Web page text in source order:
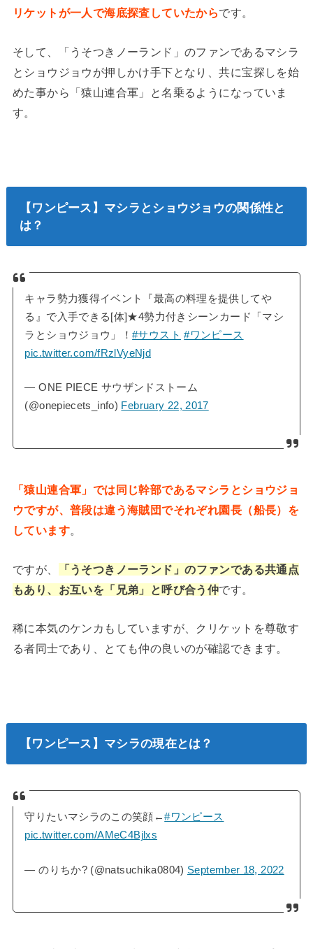
リケットが一人で海底探査していたからです。
そして、「うそつきノーランド」のファンであるマシラ
とショウジョウが押しかけ手下となり、共に宝探しを始
めた事から「猿山連合軍」と名乗るようになっていま
す。
【ワンピース】マシラとショウジョウの関係性と
は？
キャラ勢力獲得イベント『最高の料理を提供してや
る』で入手できる[体]★4勢力付きシーンカード「マシ
ラとショウジョウ」！#サウスト #ワンピース
pic.twitter.com/fRzlVyeNjd
— ONE PIECE サウザンドストーム
(@onepiecets_info) February 22, 2017
「猿山連合軍」では同じ幹部であるマシラとショウジョ
ウですが、普段は違う海賊団でそれぞれ園長（船長）を
しています。
ですが、
「うそつきノーランド」のファンである共通点
もあり、お互いを「兄弟」と呼び合う仲です。
稀に本気のケンカもしていますが、クリケットを尊敬す
る者同士であり、とても仲の良いのが確認できます。
【ワンピース】マシラの現在とは？
守りたいマシラのこの笑顔←#ワンピース
pic.twitter.com/AMeC4Bjlxs
— のりちか? (@natsuchika0804) September 18, 2022